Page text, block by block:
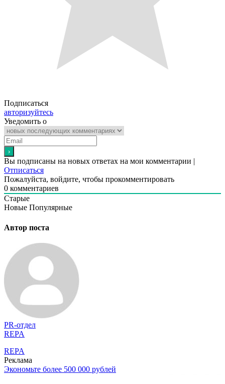
Подписаться
авторизуйтесь
Уведомить о
Вы подписаны на новых ответах на мои комментарии |
Отписаться
Пожалуйста, войдите, чтобы прокомментировать
0 комментариев
Старые
Новые Популярные
Автор поста
PR-отдел
REPA
REPA
Реклама
Экономьте более 500 000 рублей